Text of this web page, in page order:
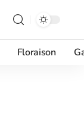
Floraison